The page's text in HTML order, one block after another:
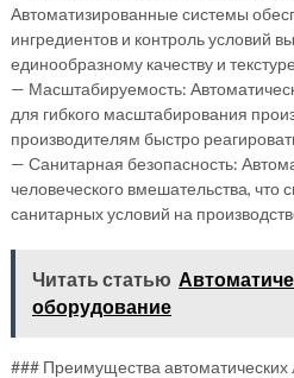
Автоматизированные системы
ингредиентов и контроль условий
единообразному качеству и
— Масштабируемость:
для гибкого масштабирования
производителям быстро
— Санитарная безопасность:
человеческого вмешательства, что
санитарных условий на
Читать статью
оборудование
### Преимущества автоматических